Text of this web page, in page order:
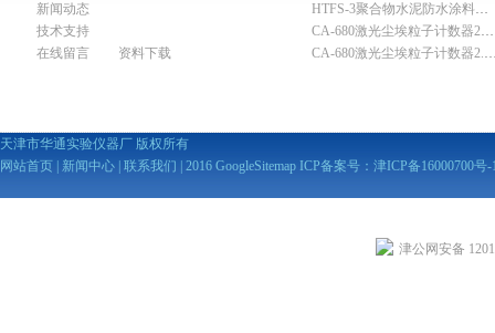
新闻动态
技术支持
在线留言
资料下载
HTFS-3聚合物水泥防水涂料分散机
CA-680激光尘埃粒子计数器28.3L
CA-680激光尘埃粒子
天津市华通实验仪器厂 版权所有
网站首页
新闻中心 联系我们 | 2016 GoogleSitemap ICP备案号： 津ICP备16000700号-
津公网安备